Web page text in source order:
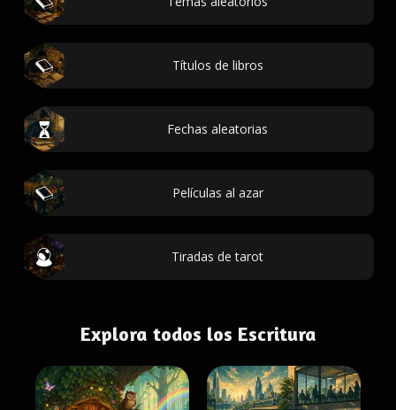
Títulos de libros
Fechas aleatorias
Películas al azar
Tiradas de tarot
Explora todos los Escritura